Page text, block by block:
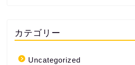
カテゴリー
Uncategorized